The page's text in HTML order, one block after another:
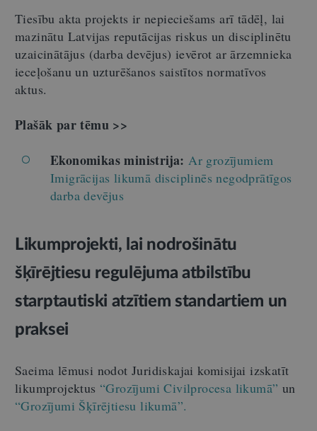
Tiesību akta projekts ir nepieciešams arī tādēļ, lai
mazinātu Latvijas reputācijas riskus un disciplinētu
uzaicinātājus (darba devējus) ievērot ar ārzemnieka
ieceļošanu un uzturēšanos saistītos normatīvos
aktus.
Plašāk par tēmu >>
Ekonomikas ministrija: Ar grozījumiem
Imigrācijas likumā disciplinēs negodprātīgos
darba devējus
Likumprojekti, lai nodrošinātu
šķīrējtiesu regulējuma atbilstību
starptautiski atzītiem standartiem un
praksei
Saeima lēmusi nodot Juridiskajai komisijai izskatīt
likumprojektus “Grozījumi Civilprocesa likumā” un
“Grozījumi Šķīrējtiesu likumā”.